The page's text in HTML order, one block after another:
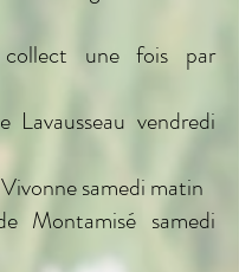
une fois par
vendredi
samedi matin
Montamisé samedi